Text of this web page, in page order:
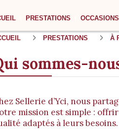
PRESTATIONS OCCASIONS
PRESTATIONS À
sommes-
Sellerie d’Yci, nous
mission est simple :
adaptés à leurs besoins.